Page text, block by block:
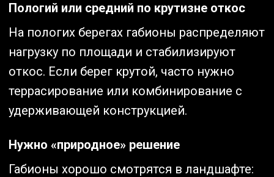
Пологий или средний по крутизне откос
На пологих берегах габионы распределяют
нагрузку по площади и стабилизируют
откос. Если берег крутой, часто нужно
террасирование или комбинирование с
удерживающей конструкцией.
Нужно «природное» решение
Габионы хорошо смотрятся в ландшафте: